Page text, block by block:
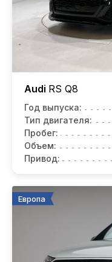
Audi RS Q8
Год выпуска:
Тип двигателя:
Пробег:
Объем:
Привод:
Европа